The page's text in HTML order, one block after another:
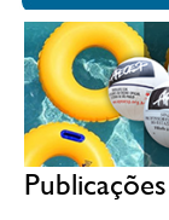
Publicações